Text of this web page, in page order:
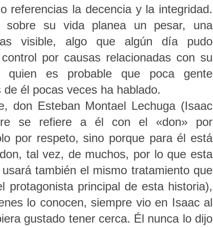
referencias la decencia y la integridad.
sobre su vida planea un pesar, una
visible, algo que algún día pudo
por causas relacionadas con su
quien es probable que poca gente
de él pocas veces ha hablado.
don Esteban Montael Lechuga (Isaac
se refiere a él con el «don» por
por respeto, sino porque para él está
tal vez, de muchos, por lo que esta
también el mismo tratamiento que
protagonista principal de esta historia),
lo conocen, siempre vio en Isaac al
gustado tener cerca. Él nunca lo dijo